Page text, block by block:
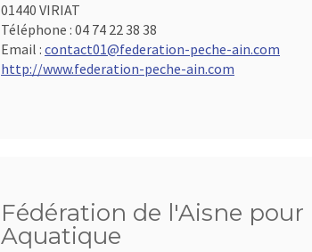
01440 VIRIAT
Téléphone : 04 74 22 38 38
Email : contact01@federation-peche-ain.com
http://www.federation-peche-ain.com
Fédération de l'Aisne
Aquatique